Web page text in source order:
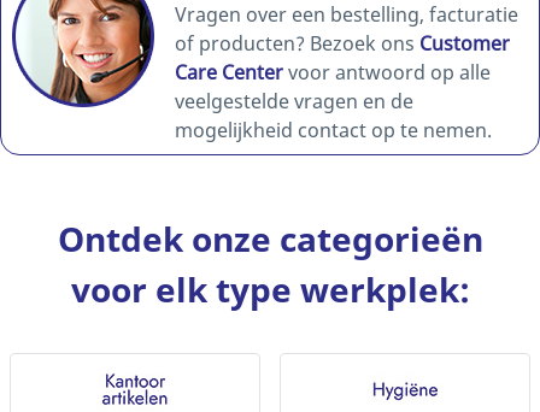
Vragen over een bestelling, facturatie
of producten? Bezoek ons Customer
Care Centervoor antwoord op alle
veelgestelde vragen en de
mogelijkheid contact op te nemen.
Ontdek onze categorieën
voor elk type werkplek: